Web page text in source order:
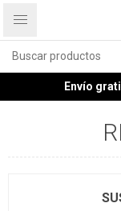
Envío